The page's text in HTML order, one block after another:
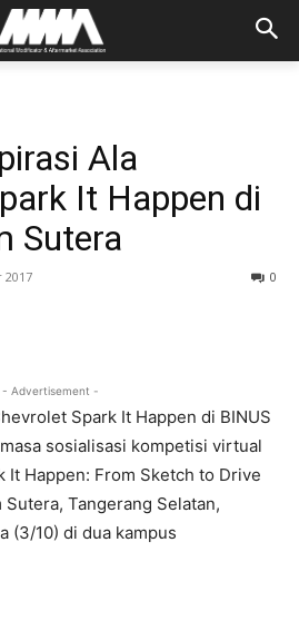
Ala
It Happen di
Sutera
2017 0
- Advertisement -
Spark It Happen di BINUS
sosialisasi kompetisi virtual
It Happen: From Sketch to Drive
Tangerang Selatan,
(3/10) di dua kampus